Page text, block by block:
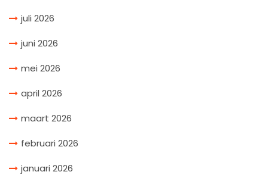
juli 2026
juni 2026
mei 2026
april 2026
maart 2026
februari 2026
januari 2026